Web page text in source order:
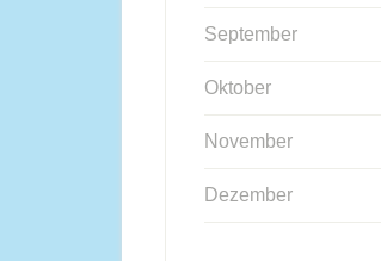
September
Oktober
November
Dezember